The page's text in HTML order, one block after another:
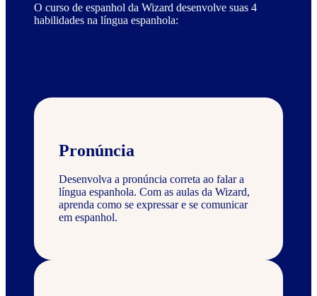
O curso de espanhol da Wizard desenvolve suas 4
habilidades na língua espanhola:
Pronúncia
Desenvolva a pronúncia correta ao falar a
língua espanhola. Com as aulas da Wizard,
aprenda como se expressar e se comunicar
em espanhol.